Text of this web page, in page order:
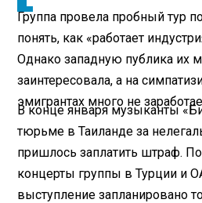
Группа провела пробный тур
понять, как «работает
Однако западную публика их
заинтересовала, а на
эмигрантах много не
В конце января музыканты
тюрьме в Таиланде за
пришлось заплатить штраф.
концерты группы в Турции и
выступление запланировано